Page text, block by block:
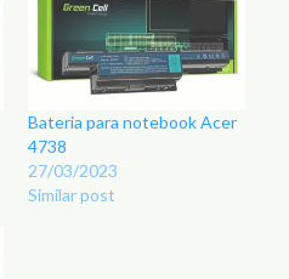
Bateria para notebook Acer
4738
27/03/2023
Similar post